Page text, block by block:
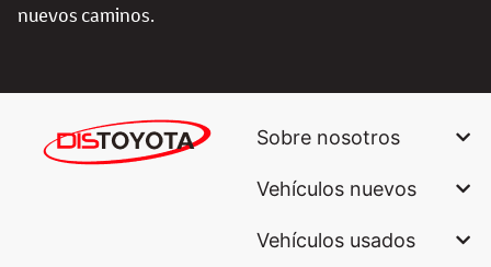
nuevos caminos.
Sobre nosotros
Vehículos nuevos
Vehículos usados